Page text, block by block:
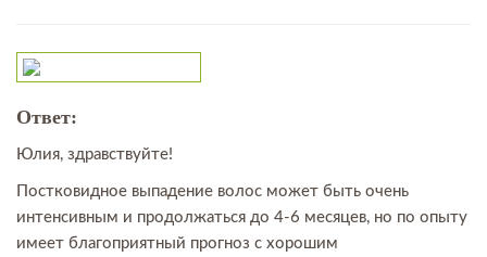
Ответ:
Юлия, здравствуйте!
Постковидное выпадение волос может быть очень
интенсивным и продолжаться до 4-6 месяцев, но по опыту
имеет благоприятный прогноз с хорошим